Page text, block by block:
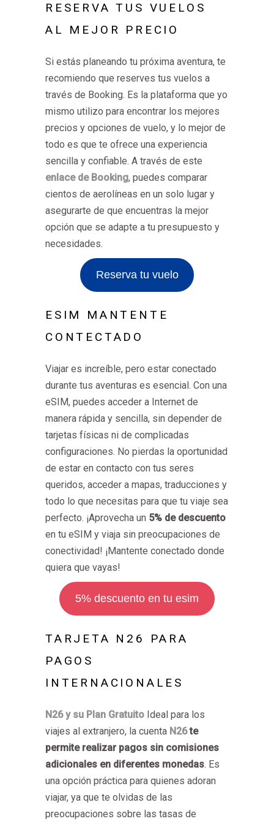
RESERVA TUS VUELOS
AL MEJOR PRECIO
Si estás planeando tu próxima aventura, te
recomiendo que reserves tus vuelos a
través de Booking. Es la plataforma que yo
mismo utilizo para encontrar los mejores
precios y opciones de vuelo, y lo mejor de
todo es que te ofrece una experiencia
sencilla y confiable. A través de este
enlace de Booking, puedes comparar
cientos de aerolíneas en un solo lugar y
asegurarte de que encuentras la mejor
opción que se adapte a tu presupuesto y
necesidades.
Reserva tu vuelo
ESIM MANTENTE
CONTECTADO
Viajar es increíble, pero estar conectado
durante tus aventuras es esencial. Con una
eSIM, puedes acceder a Internet de
manera rápida y sencilla, sin depender de
tarjetas físicas ni de complicadas
configuraciones. No pierdas la oportunidad
de estar en contacto con tus seres
queridos, acceder a mapas, traducciones y
todo lo que necesitas para que tu viaje sea
perfecto. ¡Aprovecha un 5% de descuento
en tu eSIM y viaja sin preocupaciones de
conectividad! ¡Mantente conectado donde
quiera que vayas!
5% descuento en tu esim
TARJETA N26 PARA
PAGOS
INTERNACIONALES
N26 y su Plan Gratuito Ideal para los
viajes al extranjero, la cuenta N26te
permite realizar pagos sin comisiones
adicionales en diferentes monedas. Es
una opción práctica para quienes adoran
viajar, ya que te olvidas de las
preocupaciones sobre las tasas de